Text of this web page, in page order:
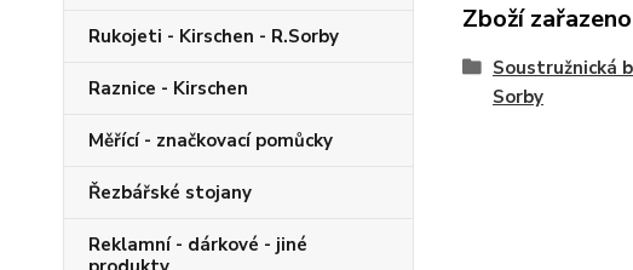
Rukojeti - Kirschen - R.Sorby
Raznice - Kirschen
Měřící - značkovací pomůcky
Řezbářské stojany
Reklamní - dárkové - jiné
Zboží
Soustružnická
Sorby